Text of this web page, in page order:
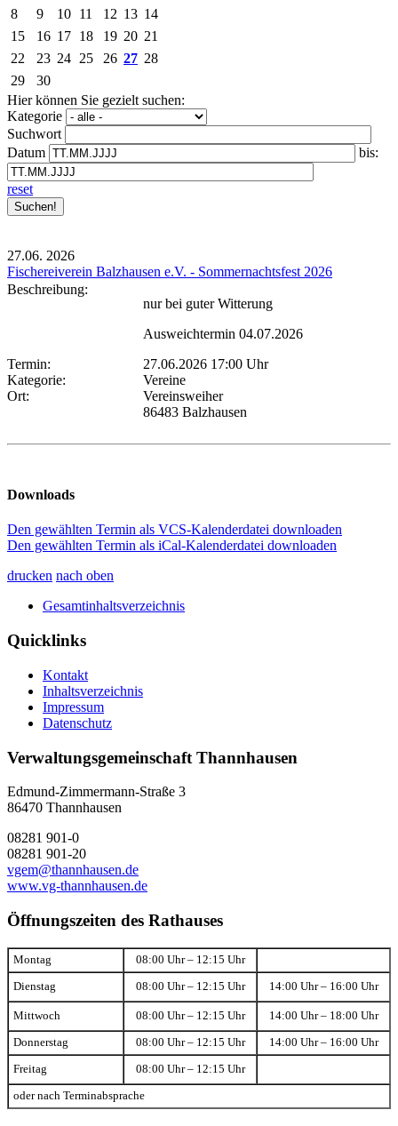
8
9 10 11 12 13 14
15
16 17 18 19 20 21
22
23 24 25 26 27 28
29
30
Hier können Sie gezielt suchen:
Kategorie
Suchwort
Datum
bis:
reset
27.06. 2026
Fischereiverein Balzhausen e.V. - Sommernachtsfest 2026
Beschreibung:
nur bei guter Witterung
Ausweichtermin 04.07.2026
Termin:
27.06.2026 17:00 Uhr
Kategorie:
Vereine
Ort:
Vereinsweiher
86483 Balzhausen
Downloads
Den gewählten Termin als VCS-Kalenderdatei downloaden
Den gewählten Termin als iCal-Kalenderdatei downloaden
drucken nach oben
Gesamtinhaltsverzeichnis
Quicklinks
Kontakt
Inhaltsverzeichnis
Impressum
Datenschutz
Verwaltungsgemeinschaft Thannhausen
Edmund-Zimmermann-Straße 3
86470 Thannhausen
08281 901-0
08281 901-20
vgem@thannhausen.de
www.vg-thannhausen.de
Öffnungszeiten des Rathauses
Montag 08:00 Uhr – 12:15 Uhr
Dienstag 08:00 Uhr – 12:15 Uhr 14:00 Uhr – 16:00 Uhr
Mittwoch 08:00 Uhr – 12:15 Uhr 14:00 Uhr – 18:00 Uhr
Donnerstag 08:00 Uhr – 12:15 Uhr 14:00 Uhr – 16:00 Uhr
Freitag 08:00 Uhr – 12:15 Uhr
oder nach Terminabsprache